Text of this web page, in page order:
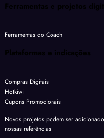
Ferramentas e projetos
Ferramentas do Coach
Plataformas e indicações
Compras Digitais
Hotkiwi
Cupons Promocionais
Novos projetos podem ser
nossas referências.